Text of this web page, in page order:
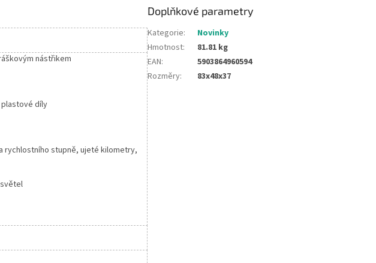
nástřikem
díly
rychlostního stupně, ujeté kilometry,
Doplňkové parametry
Kategorie:
Novinky
Hmotnost:
81.81 kg
EAN:
5903864960594
Rozměry: 83x48x37